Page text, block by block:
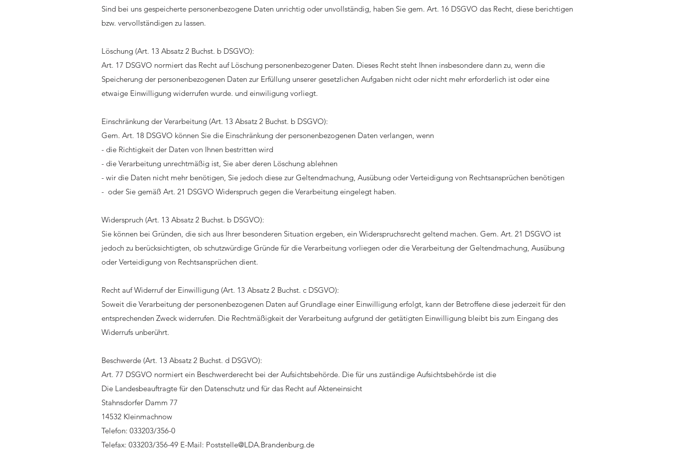
Sind bei uns gespeicherte personenbezogene Daten unrichtig oder unvollständig, haben Sie gem. Art. 16 DSGVO das Recht, diese berichtigen
bzw. vervollständigen zu lassen.
Löschung (Art. 13 Absatz 2 Buchst. b DSGVO):
Art. 17 DSGVO normiert das Recht auf Löschung personenbezogener Daten. Dieses Recht steht Ihnen insbesondere dann zu, wenn die
Speicherung der personenbezogenen Daten zur Erfüllung unserer gesetzlichen Aufgaben nicht oder nicht mehr erforderlich ist oder eine
etwaige Einwilligung widerrufen wurde. und einwiligung vorliegt.
Einschränkung der Verarbeitung (Art. 13 Absatz 2 Buchst. b DSGVO):
Gem. Art. 18 DSGVO können Sie die Einschränkung der personenbezogenen Daten verlangen, wenn
- die Richtigkeit der Daten von Ihnen bestritten wird
- die Verarbeitung unrechtmäßig ist, Sie aber deren Löschung ablehnen
- wir die Daten nicht mehr benötigen, Sie jedoch diese zur Geltendmachung, Ausübung oder Verteidigung von Rechtsansprüchen benötigen
- oder Sie gemäß Art. 21 DSGVO Widerspruch gegen die Verarbeitung eingelegt haben.
Widerspruch (Art. 13 Absatz 2 Buchst. b DSGVO):
Sie können bei Gründen, die sich aus Ihrer besonderen Situation ergeben, ein Widerspruchsrecht geltend machen. Gem. Art. 21 DSGVO ist
jedoch zu berücksichtigten, ob schutzwürdige Gründe für die Verarbeitung vorliegen oder die Verarbeitung der Geltendmachung, Ausübung
oder Verteidigung von Rechtsansprüchen dient.
Recht auf Widerruf der Einwilligung (Art. 13 Absatz 2 Buchst. c DSGVO):
Soweit die Verarbeitung der personenbezogenen Daten auf Grundlage einer Einwilligung erfolgt, kann der Betroffene diese jederzeit für den
entsprechenden Zweck widerrufen. Die Rechtmäßigkeit der Verarbeitung aufgrund der getätigten Einwilligung bleibt bis zum Eingang des
Widerrufs unberührt.
Beschwerde (Art. 13 Absatz 2 Buchst. d DSGVO):
Art. 77 DSGVO normiert ein Beschwerderecht bei der Aufsichtsbehörde. Die für uns zuständige Aufsichtsbehörde ist die
Die Landesbeauftragte für den Datenschutz und für das Recht auf Akteneinsicht
Stahnsdorfer Damm 77
14532 Kleinmachnow
Telefon: 033203/356-0
Telefax: 033203/356-49 E-Mail: Poststelle@LDA.Brandenburg.de